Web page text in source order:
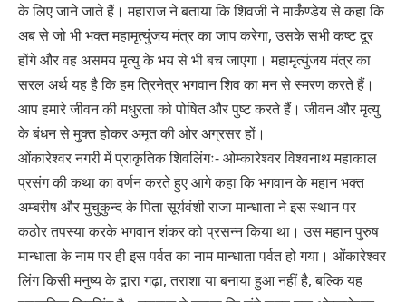
के लिए जाने जाते हैं। महाराज ने बताया कि शिवजी ने मार्कंण्डेय से कहा कि
अब से जो भी भक्त महामृत्युंजय मंत्र का जाप करेगा, उसके सभी कष्ट दूर
होंगे और वह असमय मृत्यु के भय से भी बच जाएगा। महामृत्युंजय मंत्र का
सरल अर्थ यह है कि हम त्रिनेत्र भगवान शिव का मन से स्मरण करते हैं।
आप हमारे जीवन की मधुरता को पोषित और पुष्ट करते हैं। जीवन और मृत्यु
के बंधन से मुक्त होकर अमृत की ओर अग्रसर हों।
ओंकारेश्वर नगरी में प्राकृतिक शिवलिंगः- ओम्कारेश्वर विश्वनाथ महाकाल
प्रसंग की कथा का वर्णन करते हुए आगे कहा कि भगवान के महान भक्त
अम्बरीष और मुचुकुन्द के पिता सूर्यवंशी राजा मान्धाता ने इस स्थान पर
कठोर तपस्या करके भगवान शंकर को प्रसन्न किया था। उस महान पुरुष
मान्धाता के नाम पर ही इस पर्वत का नाम मान्धाता पर्वत हो गया। ओंकारेश्वर
लिंग किसी मनुष्य के द्वारा गढ़ा, तराशा या बनाया हुआ नहीं है, बल्कि यह